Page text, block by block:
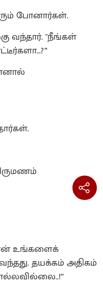
போனார்கள்.
வந்தார். "நீங்கள்
உங்களைக்
தயக்கம் அதிகம்